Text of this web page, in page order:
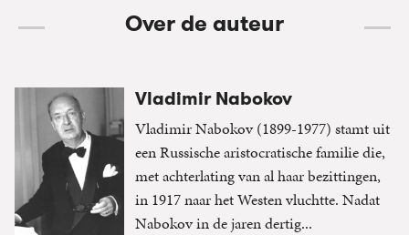
Over de auteur
Vladimir Nabokov
Vladimir Nabokov (1899-1977) stamt uit
een Russische aristocratische familie die,
met achterlating van al haar bezittingen,
in 1917 naar het Westen vluchtte. Nadat
Nabokov in de jaren dertig...